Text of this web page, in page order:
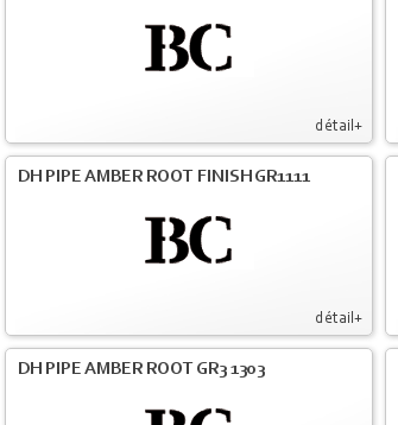
détail+
détail+
DH PIPE AMBER ROOT FINISH GR1111
DH PIPE AMBER ROOT GR3 1303